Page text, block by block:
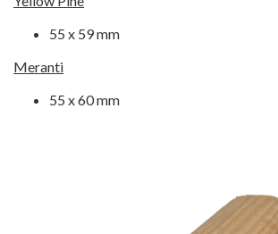
55 x 59 mm
Meranti
55 x 60 mm